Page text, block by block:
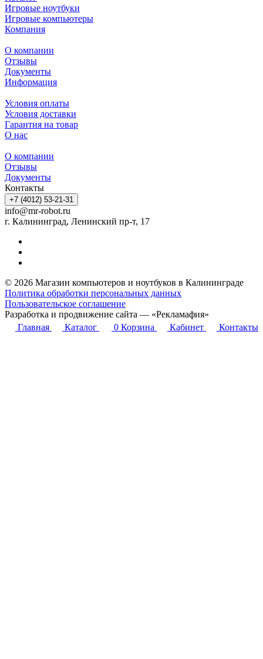
Игровые ноутбуки
Игровые компьютеры
Компания
О компании
Отзывы
Документы
Информация
Условия оплаты
Условия доставки
Гарантия на товар
О нас
О компании
Отзывы
Документы
Контакты
+7 (4012) 53-21-31
info@mr-robot.ru
г. Калининград, Ленинский пр-т, 17
© 2026 Магазин компьютеров и ноутбуков в Калининграде
Политика обработки персональных данных
Пользовательское соглашение
Разработка и продвижение сайта — «Рекламафия»
Главная
Каталог 0 Корзина Кабинет Контакты